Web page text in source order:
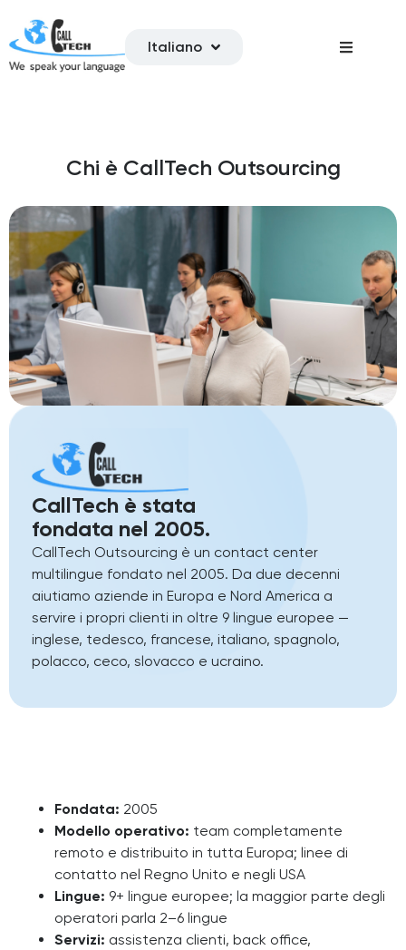
Italiano
Chi è CallTech Outsourcing
CallTech è stata
fondata nel 2005.
CallTech Outsourcing è un contact center
multilingue fondato nel 2005. Da due decenni
aiutiamo aziende in Europa e Nord America a
servire i propri clienti in oltre 9 lingue europee —
inglese, tedesco, francese, italiano, spagnolo,
polacco, ceco, slovacco e ucraino.
Fondata: 2005
Modello operativo: team completamente
remoto e distribuito in tutta Europa; linee di
contatto nel Regno Unito e negli USA
Lingue: 9+ lingue europee; la maggior parte degli
operatori parla 2–6 lingue
Servizi: assistenza clienti, back office,